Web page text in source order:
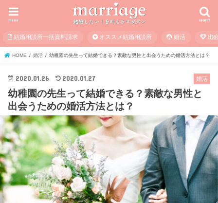
search
menu
結婚相談所一括資料請求 オススメ結婚相談所 婚活 出
HOME 婚活 幼稚園の先生って結婚できる？素敵な男性と出会うための婚活方法とは？
婚活
2020.01.26 2020.01.27
幼稚園の先生って結婚できる？素敵な男性と
出会うための婚活方法とは？